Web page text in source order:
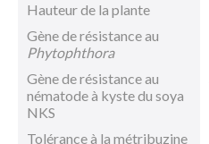
Hauteur de la plante
Gène de résistance au
Phytophthora
Gène de résistance au
nématode à kyste du soya
NKS
Tolérance à la métribuzine